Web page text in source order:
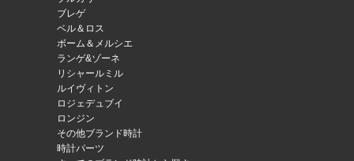
ブレゲ
ベル＆ロス
ボーム＆メルシエ
ランゲ&ゾーネ
リシャールミル
ルイヴィトン
ロジェデュブイ
ロンジン
その他ブランド時計
時計パーツ